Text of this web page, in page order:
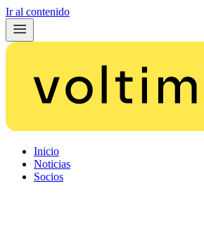
Ir al contenido
Inicio
Noticias
Socios